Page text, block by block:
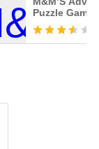
Puzzle Games